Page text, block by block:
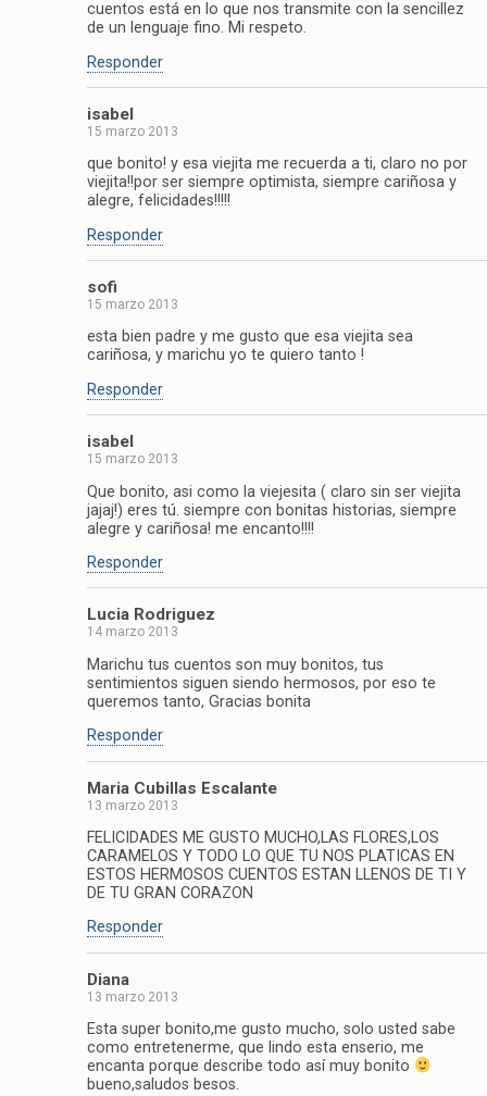
cuentos está en lo que nos transmite con la sencillez
de un lenguaje fino. Mi respeto.
Responder
isabel
15 marzo 2013
que bonito! y esa viejita me recuerda a ti, claro no por
viejita!!por ser siempre optimista, siempre cariñosa y
alegre, felicidades!!!!!
Responder
sofi
15 marzo 2013
esta bien padre y me gusto que esa viejita sea
cariñosa, y marichu yo te quiero tanto !
Responder
isabel
15 marzo 2013
Que bonito, asi como la viejesita ( claro sin ser viejita
jajaj!) eres tú. siempre con bonitas historias, siempre
alegre y cariñosa! me encanto!!!!
Responder
Lucia Rodriguez
14 marzo 2013
Marichu tus cuentos son muy bonitos, tus
sentimientos siguen siendo hermosos, por eso te
queremos tanto, Gracias bonita
Responder
Maria Cubillas Escalante
13 marzo 2013
FELICIDADES ME GUSTO MUCHO,LAS FLORES,LOS
CARAMELOS Y TODO LO QUE TU NOS PLATICAS EN
ESTOS HERMOSOS CUENTOS ESTAN LLENOS DE TI Y
DE TU GRAN CORAZON
Responder
Diana
13 marzo 2013
Esta super bonito,me gusto mucho, solo usted sabe
como entretenerme, que lindo esta enserio, me
encanta porque describe todo así muy bonito
bueno,saludos besos.